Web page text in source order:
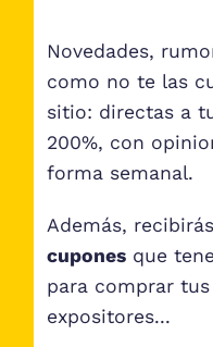
Novedades,
como no te las
sitio: directas a
200%, con
forma semanal.
Además,
cuponesque
para comprar tus
expositores...